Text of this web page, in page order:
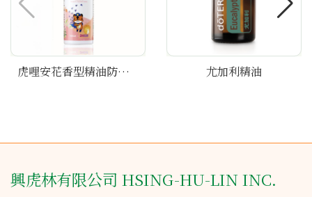
虎哩安花香型精油防蚊【噴霧】100ml 尤加利精油
興虎林有限公司 HSING-HU-LIN INC.